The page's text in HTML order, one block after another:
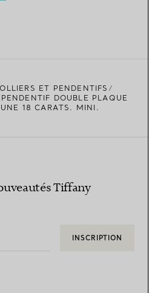
ET PENDENTIFS
DOUBLE PLAQUE
18 CARATS. MINI.
Tiffany
INSCRIPTION